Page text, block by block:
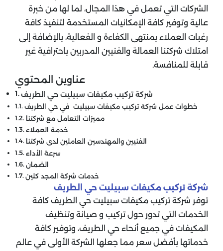
الشركات التي تعمل في هذا المجال، لما لها من خبرة
عالية وتوفير كافة الإمكانيات المستخدمة لتنفيذ كافة
رغبات العملاء بمنتهى الكفاءة و الفعالية، بالإضافة إلى
امتلاك شركتنا العمالة والفنيين المدربين باحترافية غير
قابلة للمنافسة.
عناوين المحتوي
شركة تركيب مكيفات سبيليت حي الطريف
خطوات عمل شركة تركيب مكيفات سبيليت في حي الطريف
مميزات التعامل مع شركتنا
خدمة العملاء
الفنيين والمهندسين العاملين لدى شركتنا
خدمات شركة المجد كلين
شركة تركيب مكيفات سبيليت حي الطريف
توفر شركة تركيب مكيفات سبيليت حي الطريف كافة
الخدمات التي تدور حول تركيب و صيانة وتنظيف
المكيفات في جميع أنحاء حي الطريف، وتوفير كافة
خدماتها بأفضل سعر مما جعلها الشركة الأولى في عالم